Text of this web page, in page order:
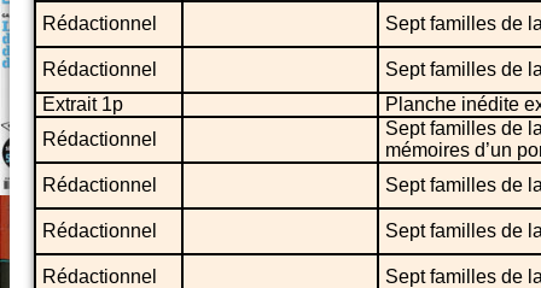
Rédactionnel
Sept familles de
Rédactionnel
Sept familles de
Extrait 1p
Planche inédite
Rédactionnel
Sept familles de
mémoires d’un
Rédactionnel
Sept familles de
Rédactionnel Sept familles de
Rédactionnel Sept familles de